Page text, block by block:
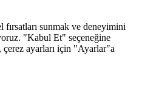
fırsatları sunmak ve deneyimini
"Kabul Et" seçeneğine
çerez ayarları için "Ayarlar"a